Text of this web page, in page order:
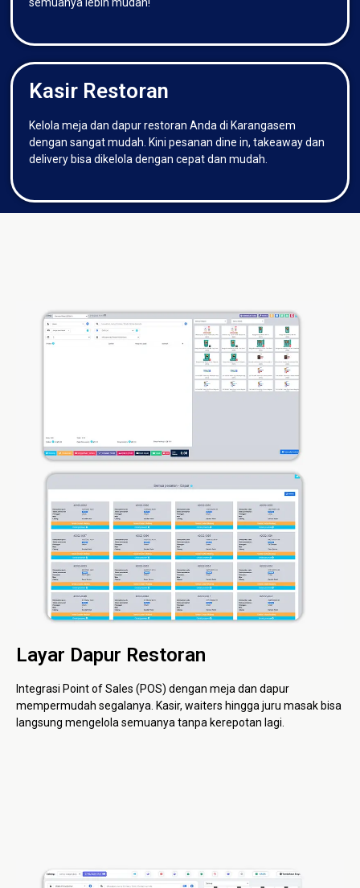
Kasir Restoran
Kelola meja dan dapur restoran Anda di Karangasem
dengan sangat mudah. Kini pesanan dine in, takeaway dan
delivery bisa dikelola dengan cepat dan mudah.
Layar Dapur Restoran
Integrasi Point of Sales (POS) dengan meja dan dapur
mempermudah segalanya. Kasir, waiters hingga juru masak bisa
langsung mengelola semuanya tanpa kerepotan lagi.